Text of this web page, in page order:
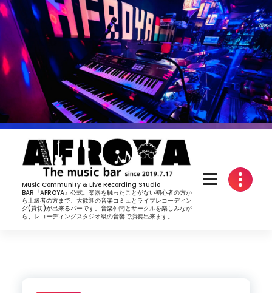
コ
ン
ツ
へ
ッ
プ
Music Community & Live Recording Studio
BAR『AFROYA』公式。楽器を触ったことがない初心者の方か
ら上級者の方まで、大歓迎の音楽コミュとライブレコーディン
グ(貸切)が出来るバーです。音楽仲間とサークルを楽しみなが
ら、レコーディングスタジオ級の音響で演奏出来ます。